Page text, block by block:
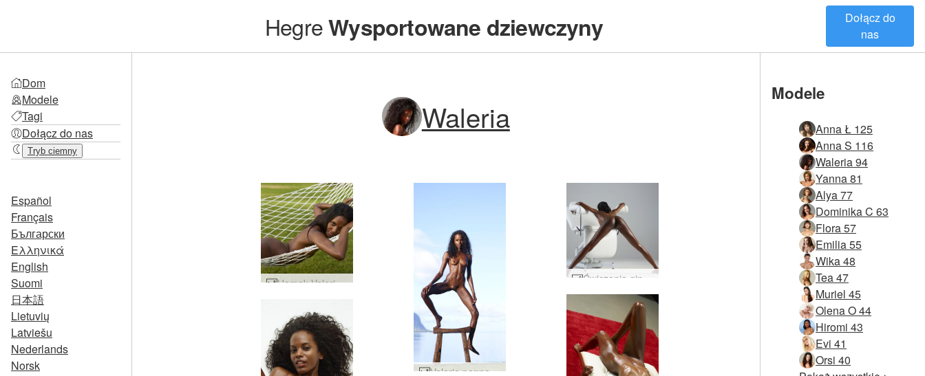
HegreWysportowane dziewczyny
Dołącz do
nas
Dom
Modele
Tagi
Dołącz do nas
Tryb ciemny
Español
Français
Български
Ελληνικά
English
Suomi
日本語
Lietuvių
Latviešu
Nederlands
Norsk
Waleria
Hamak Valerie część 1 #44
Valerie panna Mauritius #37
Modele
Anna Ł 125
Anna S 116
Waleria 94
Yanna 81
Alya 77
Dominika C 63
Flora 57
Emilia 55
Wika 48
Tea 47
Muriel 45
Olena O 44
Hiromi 43
Evi 41
Orsi 40